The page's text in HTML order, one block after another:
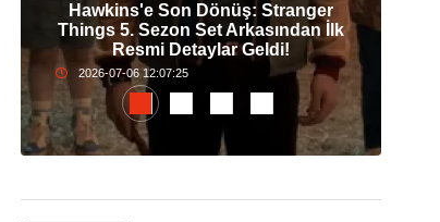
Hawkins'e Son Dönüş: Stranger
Things 5. Sezon Set Arkasından İlk
Resmi Detaylar Geldi!
2026-07-06 12:07:25